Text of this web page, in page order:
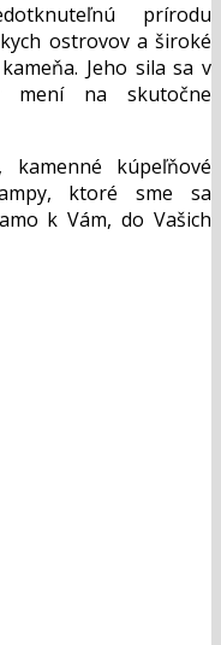
prírodu
ostrovov a široké
Jeho sila sa v
mení na skutočne
kúpeľňové
ktoré sme sa
k Vám, do Vašich